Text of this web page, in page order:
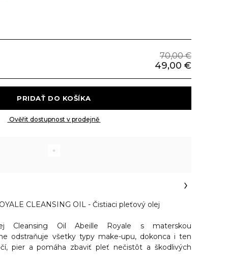
70,00 €
49,00 €
Ověřit dostupnost v prodejně
CLEANSING OIL - Čistiaci pleťový olej
Cleansing Oil Abeille Royale s materskou
odstraňuje všetky typy make-upu, dokonca i ten
pier a pomáha zbaviť pleť nečistôt a škodlivých